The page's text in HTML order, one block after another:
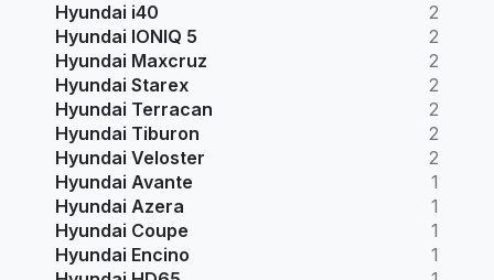
Hyundai i40
2
Hyundai IONIQ 5
2
Hyundai Maxcruz
2
Hyundai Starex
2
Hyundai Terracan
2
Hyundai Tiburon
2
Hyundai Veloster
2
Hyundai Avante
1
Hyundai Azera
1
Hyundai Coupe
1
Hyundai Encino
1